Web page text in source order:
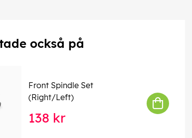
också på
Front Spindle Set
(Right/Left)
138 kr